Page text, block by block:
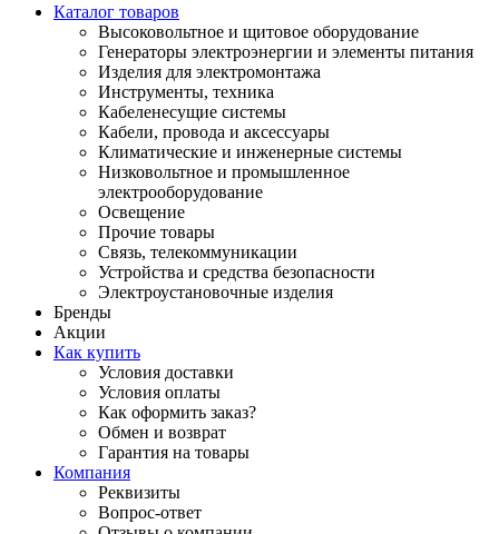
Каталог товаров
Высоковольтное и щитовое оборудование
Генераторы электроэнергии и элементы питания
Изделия для электромонтажа
Инструменты, техника
Кабеленесущие системы
Кабели, провода и аксессуары
Климатические и инженерные системы
Низковольтное и промышленное
электрооборудование
Освещение
Прочие товары
Связь, телекоммуникации
Устройства и средства безопасности
Электроустановочные изделия
Бренды
Акции
Как купить
Условия доставки
Условия оплаты
Как оформить заказ?
Обмен и возврат
Гарантия на товары
Компания
Реквизиты
Вопрос-ответ